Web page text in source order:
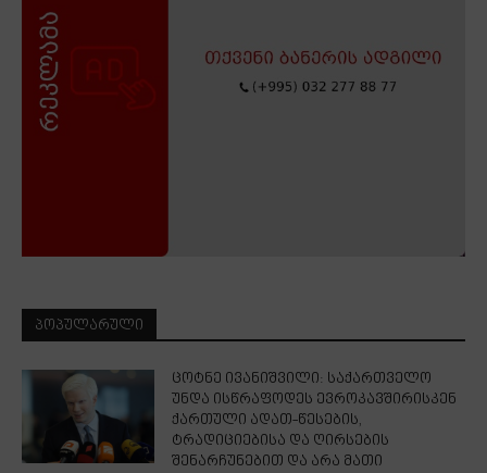
ᲞᲝᲞᲣᲚᲐᲠᲣᲚᲘ
ცოტნე ივანიშვილი: საქართველო
უნდა ისწრაფოდეს ევროკავშირისკენ
ქართული ადათ-წესების,
ტრადიციებისა და ღირსების
შენარჩუნებით და არა მათი